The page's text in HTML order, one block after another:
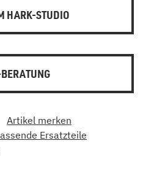
HARK-STUDIO
Artikel merken
Ersatzteile